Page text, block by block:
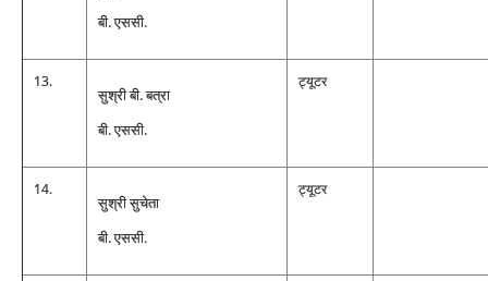
बी. एससी.
13.
सुश्री बी. बत्रा
बी. एससी.
ट्यूटर
14.
सुश्री सुचेता
बी. एससी.
ट्यूटर